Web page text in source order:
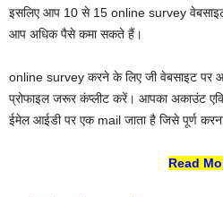
इसलिए आप 10 से 15 online survey
आप अधिक पैसे कमा सकते हैं।
online survey करने के लिए जी वेबसाइट पर
प्रोफाइल जरूर कंप्लीट करें। आपका अकाउंट
ईमेल आईडी पर एक mail जाता है जिसे पूर्ण
Read